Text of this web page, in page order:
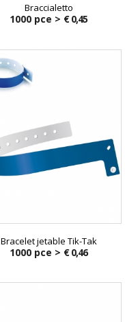
Braccialetto
1000 pce > € 0,45
Bracelet jetable Tik-Tak
1000 pce > € 0,46